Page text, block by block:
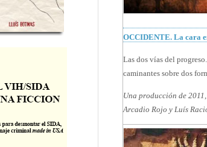
OCCIDENTE. La cara
Las dos vías del
caminantes sobre dos
Una producción de
Arcadio Rojo y Luís